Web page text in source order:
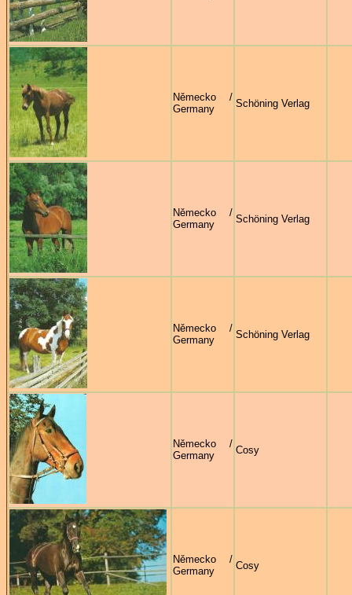
Německo /
Germany
Schöning Verlag
Německo /
Germany
Schöning Verlag
Německo /
Germany
Schöning Verlag
Německo /
Germany
Cosy
Německo /
Germany
Cosy